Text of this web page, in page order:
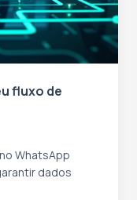
fluxo de
WhatsApp
dados